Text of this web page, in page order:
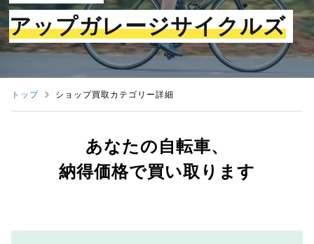
アップガレージサイクルズ
トップ ショップ買取カテゴリー詳細
あなたの自転車、
納得価格で買い取ります